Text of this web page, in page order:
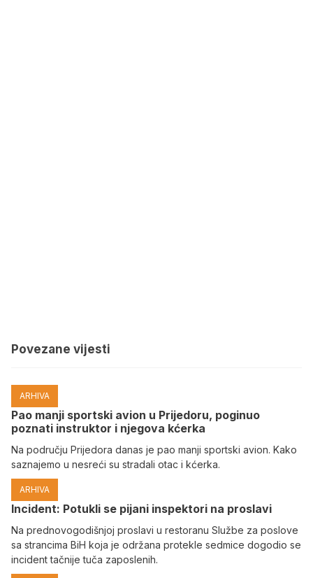
Povezane vijesti
ARHIVA
Pao manji sportski avion u Prijedoru, poginuo
poznati instruktor i njegova kćerka
Na području Prijedora danas je pao manji sportski avion. Kako
saznajemo u nesreći su stradali otac i kćerka.
ARHIVA
Incident: Potukli se pijani inspektori na proslavi
Na prednovogodišnjoj proslavi u restoranu Službe za poslove
sa strancima BiH koja je održana protekle sedmice dogodio se
incident tačnije tuča zaposlenih.